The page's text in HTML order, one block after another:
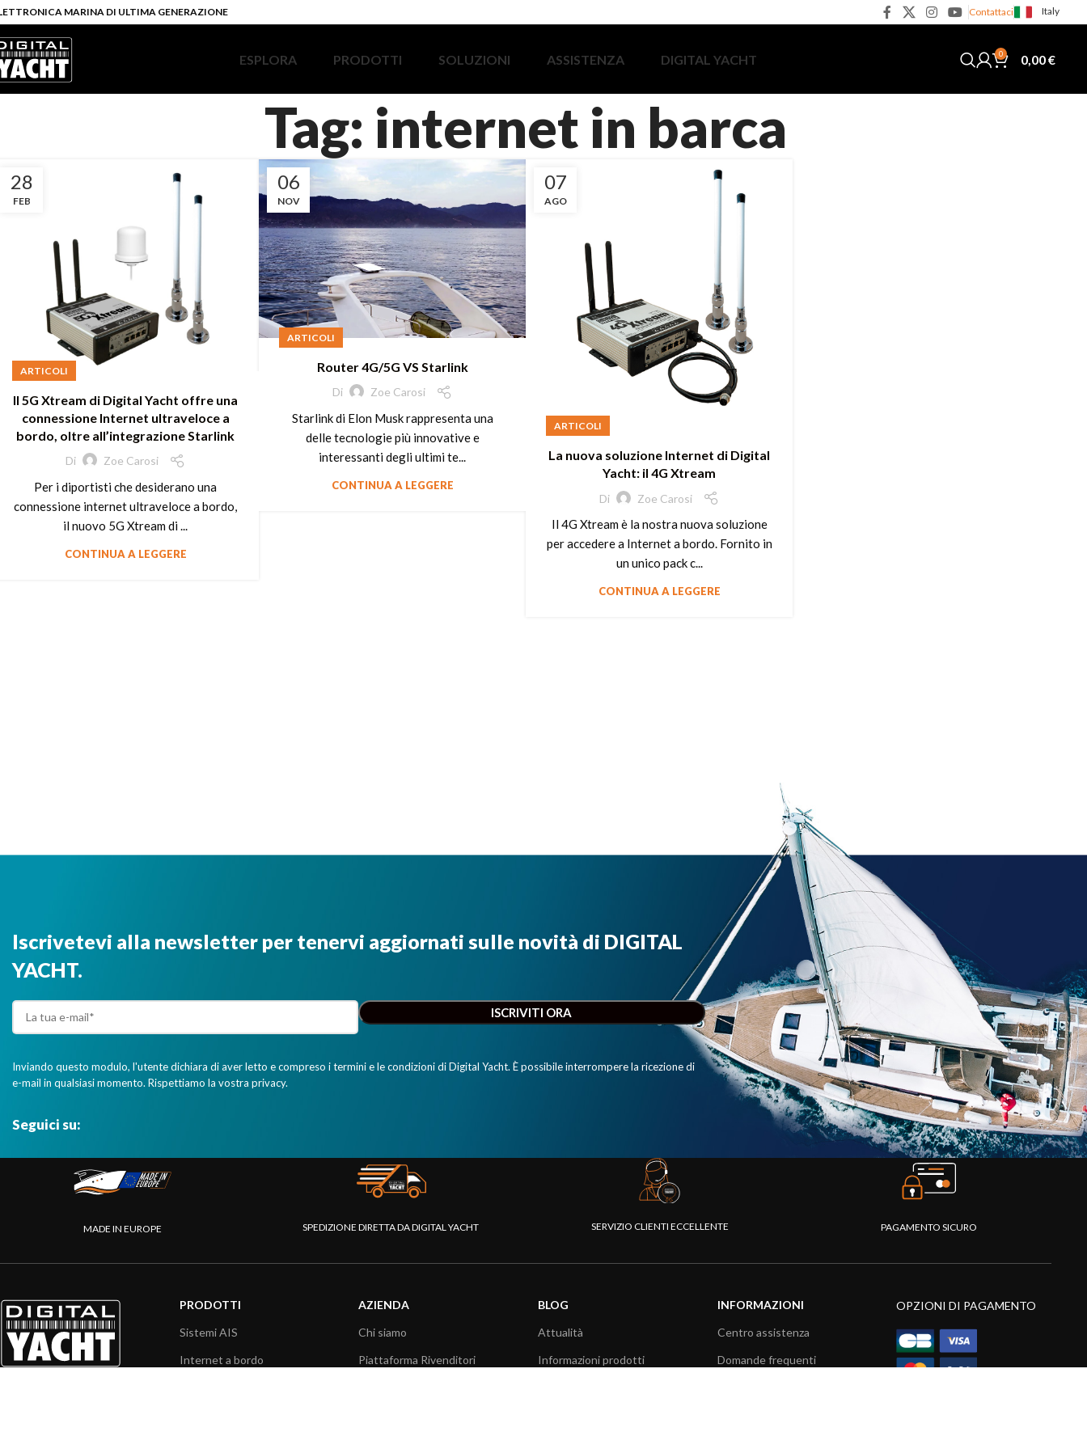
MARINA DI ULTIMA GENERAZIONE Contattaci Italy
ESPLORA PRODOTTI SOLUZIONI ASSISTENZA DIGITAL YACHT 0 0,00€
Tag: internet in barca
28
FEB
ARTICOLI
Il 5G Xtream di Digital Yacht offre una
connessione Internet ultraveloce a
bordo, oltre all’integrazione Starlink
Di Zoe Carosi
Per i diportisti che desiderano una
connessione internet ultraveloce a bordo,
il nuovo 5G Xtream di ...
CONTINUA A LEGGERE
06
NOV
ARTICOLI
Router 4G/5G VS Starlink
Di Zoe Carosi
Starlink di Elon Musk rappresenta una
delle tecnologie più innovative e
interessanti degli ultimi te...
CONTINUA A LEGGERE
07
AGO
ARTICOLI
La nuova soluzione Internet di Digital
Yacht: il 4G Xtream
Di Zoe Carosi
Il 4G Xtream è la nostra nuova soluzione
per accedere a Internet a bordo. Fornito in
un unico pack c...
CONTINUA A LEGGERE
Iscrivetevi alla newsletter per tenervi aggiornati sulle novità di DIGITAL
YACHT.
Inviando questo modulo, l'utente dichiara di aver letto e compreso i termini e le condizioni di Digital Yacht. È possibile interrompere la ricezione di
e-mail in qualsiasi momento. Rispettiamo la vostra privacy.
Seguici su:
MADE IN EUROPE SPEDIZIONE DIRETTA DA DIGITAL YACHT SERVIZIO CLIENTI ECCELLENTE PAGAMENTO SICURO
PRODOTTI
Sistemi AIS
Internet a bordo
AZIENDA
Chi siamo
Piattaforma Rivenditori
BLOG
Attualità
Informazioni prodotti
INFORMAZIONI
Centro assistenza
Domande frequenti
OPZIONI DI PAGAMENTO